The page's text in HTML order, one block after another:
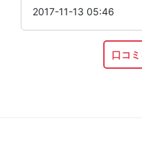
2017-11-13 05:46
口コ